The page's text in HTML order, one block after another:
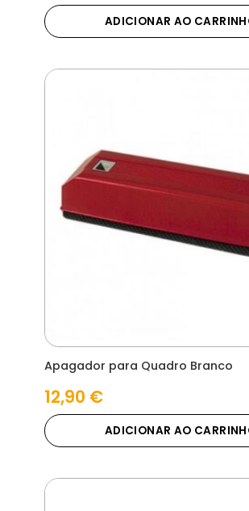
ADICIONAR AO
Apagador para Quadro Branco
12,90 €
ADICIONAR AO